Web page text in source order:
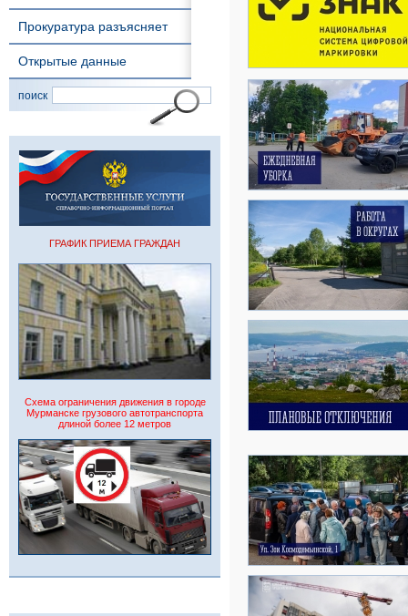
Прокуратура разъясняет
Открытые данные
поиск
ГРАФИК ПРИЕМА ГРАЖДАН
Схема ограничения движения в городе
Мурманске грузового автотранспорта
длиной более 12 метров